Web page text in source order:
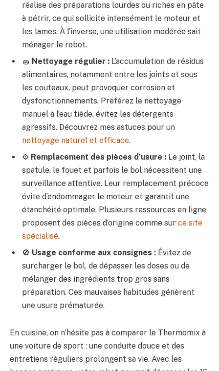
réalise des préparations lourdes ou riches en pâte
à pétrir, ce qui sollicite intensément le moteur et
les lames. À l’inverse, une utilisation modérée sait
ménager le robot.
🧽 Nettoyage régulier : L’accumulation de résidus
alimentaires, notamment entre les joints et sous
les couteaux, peut provoquer corrosion et
dysfonctionnements. Préférez le nettoyage
manuel à l’eau tiède, évitez les détergents
agressifs. Découvrez mes astuces pour un
nettoyage naturel et efficace.
⚙️ Remplacement des pièces d’usure : Le joint, la
spatule, le fouet et parfois le bol nécessitent une
surveillance attentive. Leur remplacement précoce
évite d’endommager le moteur et garantit une
étanchéité optimale. Plusieurs ressources en ligne
proposent des pièces d’origine comme sur ce site
spécialisé.
🚫 Usage conforme aux consignes : Évitez de
surcharger le bol, de dépasser les doses ou de
mélanger des ingrédients trop gros sans
préparation. Ces mauvaises habitudes génèrent
une usure prématurée.
En cuisine, on n’hésite pas à comparer le Thermomix à
une voiture de sport : une conduite douce et des
entretiens réguliers prolongent sa vie. Avec les